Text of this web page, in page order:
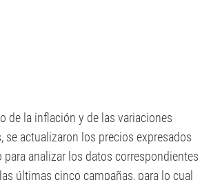
de la inflación y de las variaciones
se actualizaron los precios expresados
analizar los datos correspondientes
últimas cinco campañas, para lo cual